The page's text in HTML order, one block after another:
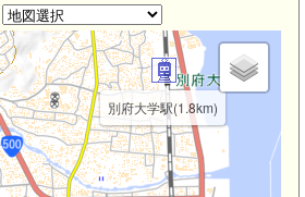
別府大学駅(1.8km)